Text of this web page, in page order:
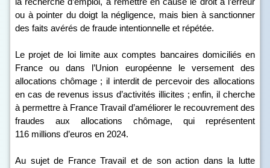
ou à pointer du doigt la négligence, mais bien à sanctionner
des faits avérés de fraude intentionnelle et répétée.
Le projet de loi limite aux comptes bancaires domiciliés en
France ou dans l’Union européenne le versement des
allocations chômage ; il interdit de percevoir des allocations
en cas de revenus issus d’activités illicites ; enfin, il cherche
à permettre à France Travail d’améliorer le recouvrement des
fraudes aux allocations chômage, qui représentent
116 millions d’euros en 2024.
Au sujet de France Travail et de son action dans la lutte